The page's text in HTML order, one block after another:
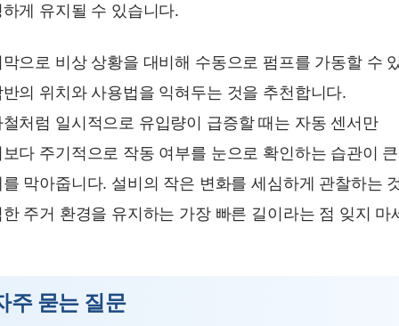
게 유지될 수 있습니다.
으로 비상 상황을 대비해 수동으로 펌프를 가동할 수
의 위치와 사용법을 익혀두는 것을 추천합니다.
처럼 일시적으로 유입량이 급증할 때는 자동 센서만
다 주기적으로 작동 여부를 눈으로 확인하는 습관이 큰
막아줍니다. 설비의 작은 변화를 세심하게 관찰하는
주거 환경을 유지하는 가장 빠른 길이라는 점 잊지 마
주 묻는 질문